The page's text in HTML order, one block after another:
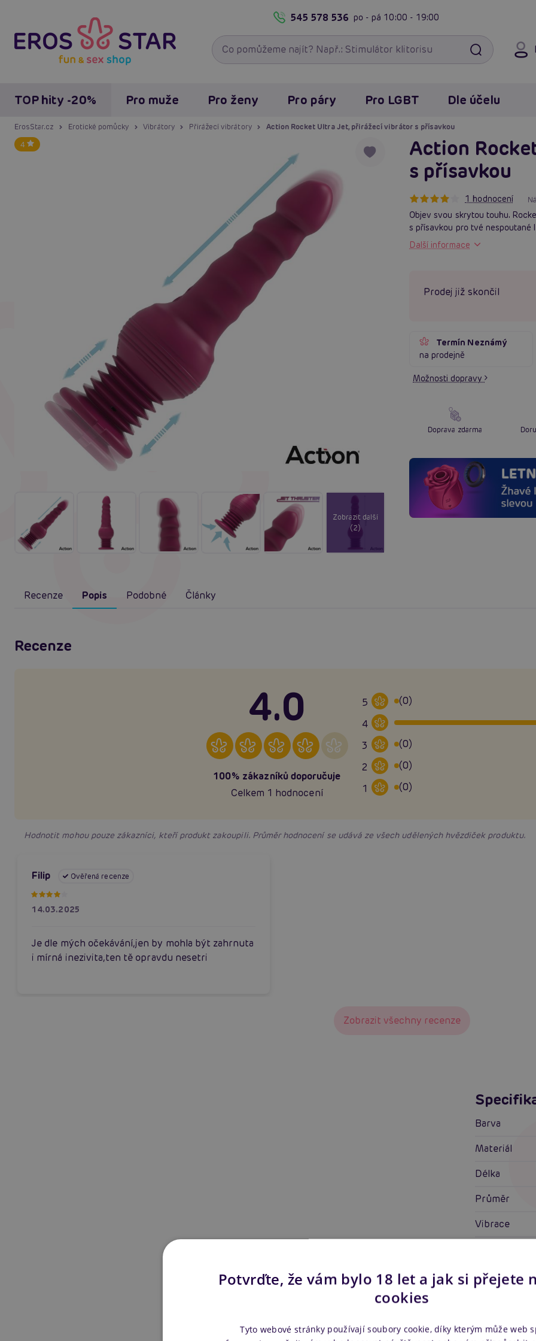
545 578 536 po - pá 10:00 - 19:00
TOP hity -20% Pro muže Pro ženy Pro páry Pro LGBT Dle účelu
ErosStar.cz Erotické pomůcky Vibrátory Přirážecí vibrátory Action Rocket Ultra Jet, přirážecí vibrátor s přísavkou
Zobrazit další
(2)
4
Action
s přísavkou
1 hodnocení
Objev svou skrytou touhu.
s přísavkou pro tvé nespoutané
Další informace
Prodej již skončil
Termín Neznámý
na prodejně
Možnosti dopravy
Doprava zdarma
Recenze Popis Podobné Články
Recenze
4.0
100% zákazníků doporučuje
Celkem 1 hodnocení
5
(0)
4
3
(0)
2
(0)
1
(0)
Hodnotit mohou pouze zákazníci, kteří produkt zakoupili. Průměr hodnocení se udává ze všech udělených hvězdiček produktu.
Filip Ověřená recenze
14.03.2025
Je dle mých očekávání,jen by mohla být zahrnuta
i mírná inezivita,ten tě opravdu nesetri
Zobrazit všechny recenze
Barva
Materiál
Délka
Průměr
Vibrace
Ovládání
Tvar
Potvrďte, že vám bylo 18 let a jak si přejete
cookies
Tyto webové stránky používají soubory cookie, díky kterým může web